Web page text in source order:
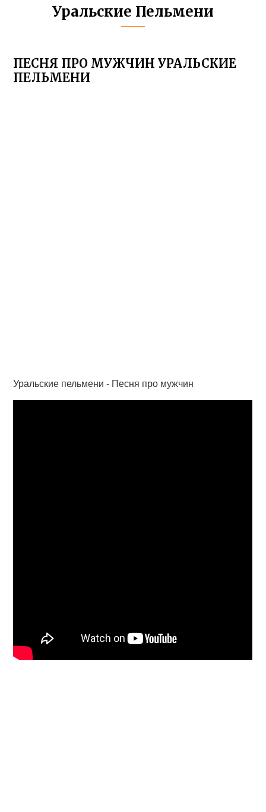
Уральские Пельмени
ПЕСНЯ ПРО МУЖЧИН УРАЛЬСКИЕ
ПЕЛЬМЕНИ
Уральские пельмени - Песня про мужчин